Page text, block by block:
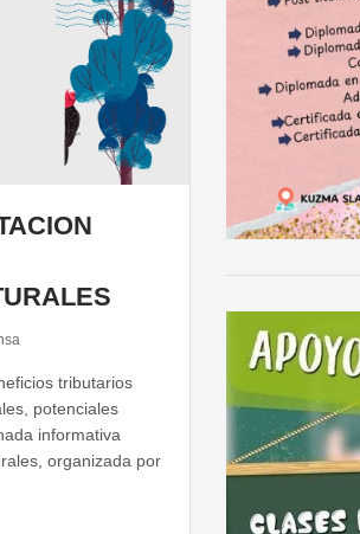
tributarios
potenciales
informativa
organizada por